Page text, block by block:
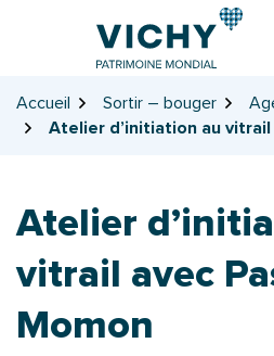
pageAccueil Sortir – bouger
Atelier d’initiation au vitrail
Atelier
vitrail avec
Momon